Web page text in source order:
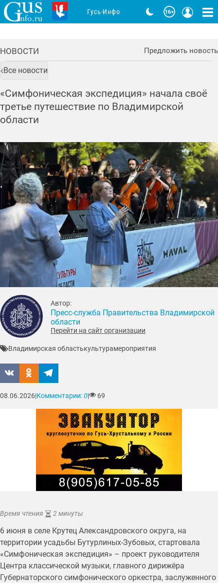
НОВОСТИ Предложить новость
Все новости
«Симфоническая экспедиция» начала своё
третье путешествие по Владимирской
области
Время чтения 2 минуты
6 июня в селе Крутец Александровского округа, на
территории усадьбы Бутурлиных-Зубовых, стартовала
«Симфоническая экспедиция» – проект руководителя
Центра классической музыки, главного дирижёра
Губернаторского симфонического оркестра, заслуженного
Автор:
Пресс-служба Правительства Владимирской
области
Перейти на сайт организации
Владимирская областькультурамероприятия
08.06.2026|Комментарии:0| 69
Гусь-Инфо